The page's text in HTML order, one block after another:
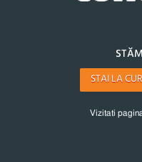
STAI LA
Vizitati